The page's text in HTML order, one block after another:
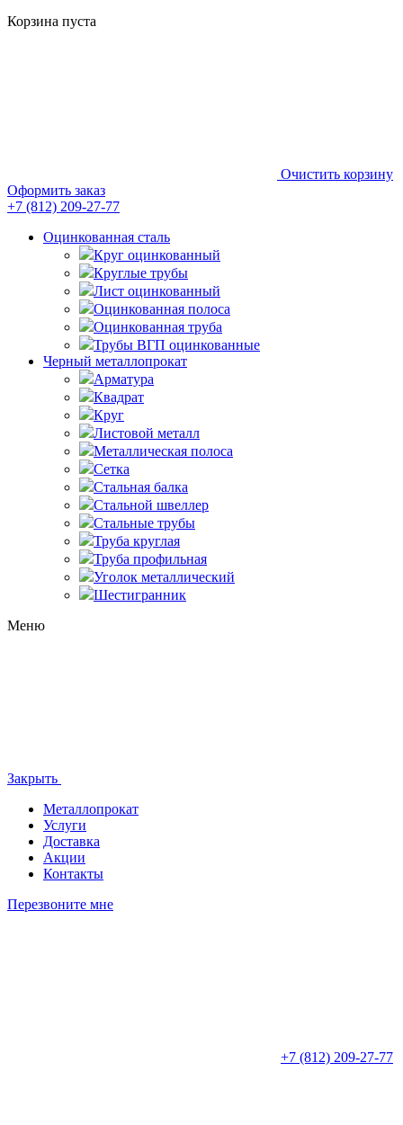
Корзина пуста
Очистить корзину
Оформить заказ
+7 (812) 209-27-77
Оцинкованная сталь
Круг оцинкованный
Круглые трубы
Лист оцинкованный
Оцинкованная полоса
Оцинкованная труба
Трубы ВГП оцинкованные
Черный металлопрокат
Арматура
Квадрат
Круг
Листовой металл
Металлическая полоса
Сетка
Стальная балка
Стальной швеллер
Стальные трубы
Труба круглая
Труба профильная
Уголок металлический
Шестигранник
Меню
Закрыть
Металлопрокат
Услуги
Доставка
Акции
Контакты
Перезвоните мне
+7 (812) 209-27-77